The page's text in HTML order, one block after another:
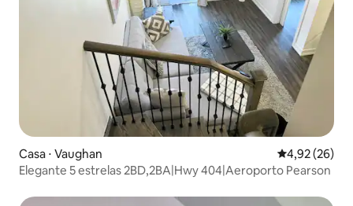
Casa ⋅ Vaughan 4,92 de uma
4,92 (26)
Elegante 5 estrelas 2BD,2BA|Hwy 404|Aeroporto Pearson